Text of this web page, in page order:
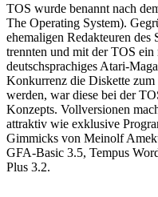
TOS wurde benannt nach
The Operating System).
ehemaligen Redakteuren
trennten und mit der TOS ein
deutschsprachiges Atari-
Konkurrenz die Diskette
werden, war diese bei der
Konzepts. Vollversionen
attraktiv wie exklusive
Gimmicks von Meinolf
GFA-Basic 3.5, Tempus
Plus 3.2.